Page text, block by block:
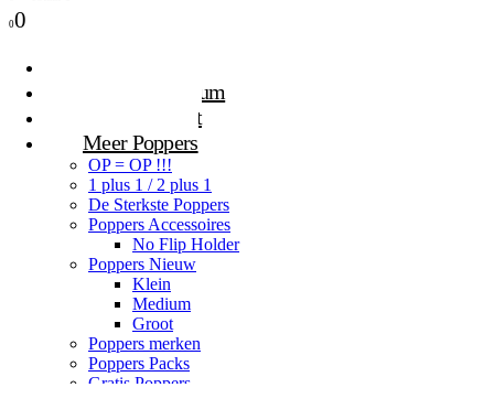
00
Poppers Medium
Poppers Groot
Meer Poppers
OP = OP !!!
1 plus 1 / 2 plus 1
De Sterkste Poppers
Poppers Accessoires
No Flip Holder
Poppers Nieuw
Klein
Medium
Groot
Poppers merken
Poppers Packs
Gratis Poppers